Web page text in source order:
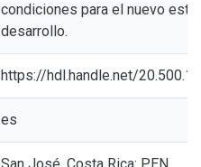
condiciones para el nuevo
desarrollo.
https://hdl.handle.net/
es